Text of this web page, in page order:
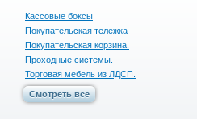
Кассовые боксы
Покупательская тележка
Покупательская корзина.
Проходные системы.
Торговая мебель из ЛДСП.
Смотреть все